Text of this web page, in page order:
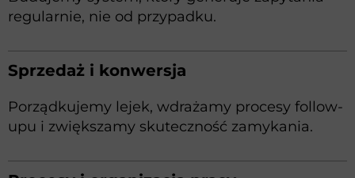
regularnie, nie od przypadku.
Sprzedaż i konwersja
Porządkujemy lejek, wdrażamy procesy follow-
upu i zwiększamy skuteczność zamykania.